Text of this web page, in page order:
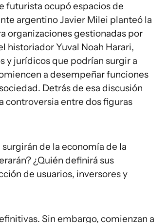
futurista ocupó espacios de
argentino Javier Milei planteó la
organizaciones gestionadas por
historiador Yuval Noah Harari,
y jurídicos que podrían surgir a
a desempeñar funciones
Detrás de esa discusión
controversia entre dos figuras
de la economía de la
¿Quién definirá sus
de usuarios, inversores y
Sin embargo, comienzan a